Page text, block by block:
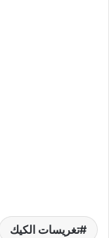
تغريسات الكيك